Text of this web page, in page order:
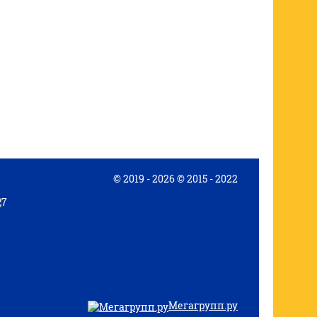
© 2019 - 2026 © 2015 - 2022
Мегагрупп.ру